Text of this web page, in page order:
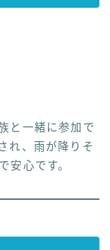
と一緒に参加で
れ、雨が降りそ
安心です。